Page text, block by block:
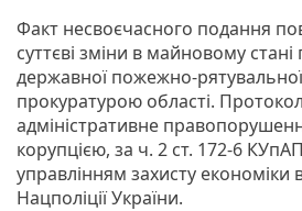
Факт несвоєчасного подання
суттєві зміни в майновому
державної пожежно-
прокуратурою області.
адміністративне
корупцією, за ч. 2 ст. 172-6
управлінням захисту економіки
Нацполіції України.